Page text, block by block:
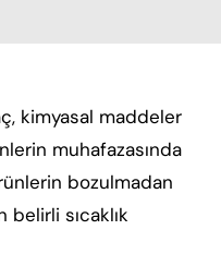
kimyasal maddeler
muhafazasında
bozulmadan
sıcaklık